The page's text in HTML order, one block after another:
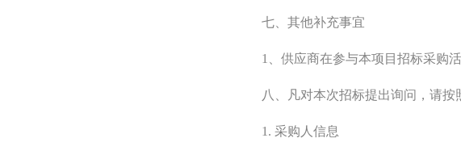
七、其他补充事宜
1、供应商在参与本项目招标采购
八、凡对本次招标提出询问，请按
1. 采购人信息